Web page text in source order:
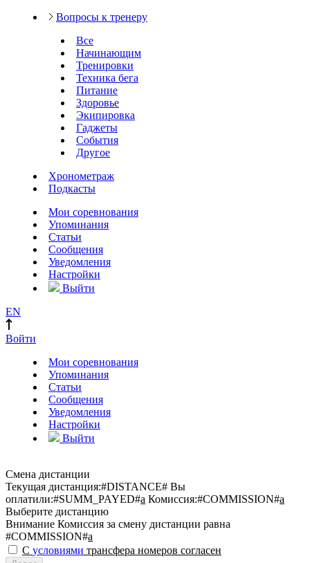
Вопросы к тренеру
Все
Начинающим
Тренировки
Техника бега
Питание
Здоровье
Экипировка
Гаджеты
События
Другое
Хронометраж
Подкасты
Мои соревнования
Упоминания
Статьи
Сообщения
Уведомления
Настройки
Выйти
EN
Войти
Мои соревнования
Упоминания
Статьи
Сообщения
Уведомления
Настройки
Выйти
Смена дистанции
Текущая дистанция:#DISTANCE# Вы
оплатили:#SUMM_PAYED#a Комиссия:#COMMISSION#a
Выберите дистанцию
Внимание Комиссия за смену дистанции равна
#COMMISSION#a
С условиями трансфера номеров согласен